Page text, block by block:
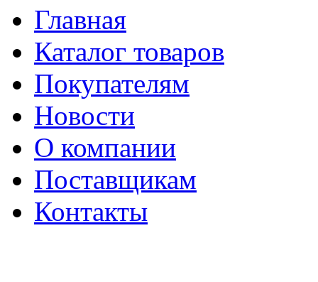
Главная
Каталог товаров
Покупателям
Новости
О компании
Поставщикам
Контакты